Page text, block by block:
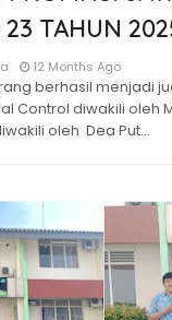
23 TAHUN
12 Months Ago
berhasil menjadi
Control diwakili oleh
oleh Dea Put…